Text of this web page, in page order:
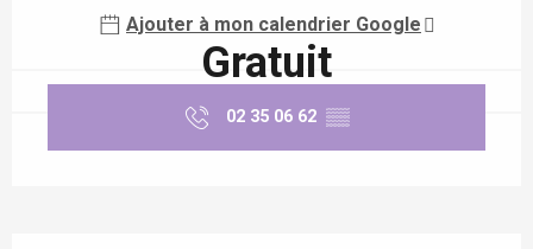
Ajouter à mon calendrier Google
Gratuit
02 35 06 62 ▒▒